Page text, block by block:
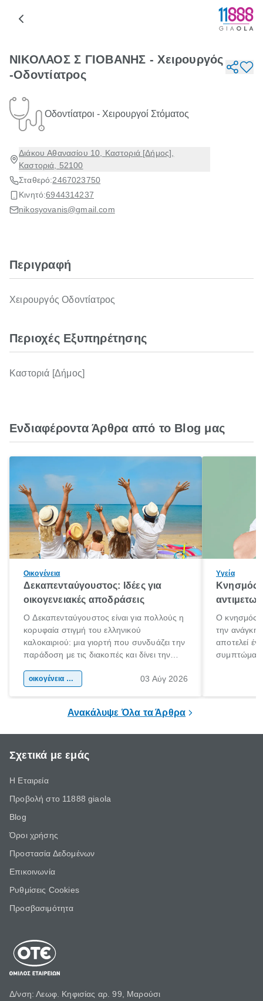
ΝΙΚΟΛΑΟΣ Σ ΓΙΟΒΑΝΗΣ - Χειρουργός
-Οδοντίατρος
Οδοντίατροι - Χειρουργοί Στόματος
Διάκου Αθανασίου 10, Καστοριά [Δήμος],
Καστοριά, 52100
Σταθερό:2467023750
Κινητό:6944314237
nikosyovanis@gmail.com
Περιγραφή
Χειρουργός Οδοντίατρος
Περιοχές Εξυπηρέτησης
Καστοριά [Δήμος]
Ενδιαφέροντα Άρθρα από το Blog μας
Οικογένεια
Δεκαπενταύγουστος: Ιδέες για
οικογενειακές αποδράσεις
Ο Δεκαπενταύγουστος είναι για πολλούς η
κορυφαία στιγμή του ελληνικού
καλοκαιριού: μια γιορτή που συνδυάζει την
παράδοση με τις διακοπές και δίνει την
χώρας. Είτε πρόκειται για λίγες μέρες
οικογένεια & παιδί 03 Αύγ 2026
Υγεία
Κνησμός:
Ο κνησμός
την ανάγκη
αποτελεί
Ανακάλυψε Όλα τα Άρθρα
Σχετικά με εμάς
Η Εταιρεία
Προβολή στο 11888 giaola
Blog
Όροι χρήσης
Προστασία Δεδομένων
Επικοινωνία
Ρυθμίσεις Cookies
Προσβασιμότητα
Δ/νση: Λεωφ. Κηφισίας αρ. 99, Μαρούσι